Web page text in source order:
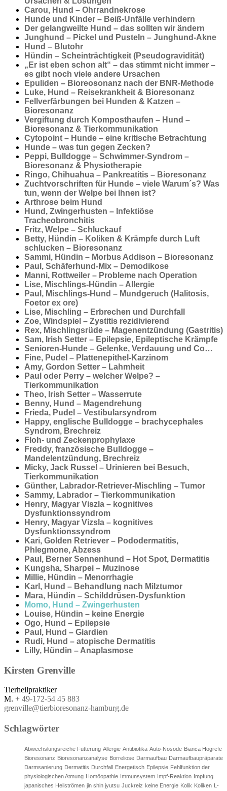
Carou, Hund – Ohrrandnekrose
Hunde und Kinder – Beiß-Unfälle verhindern
Der gelangweilte Hund – das sollten wir ändern
Junghund – Pickel und Pusteln – Junghund-Akne
Hund – Blutohr
Hündin – Scheinträchtigkeit (Pseudogravidität)
„Er ist eben schon alt“ – das stimmt nicht immer –
es gibt noch viele andere Ursachen
Epuliden – Bioreosonanz nach der BNR-Methode
Luke, Hund – Reisekrankheit & Bioresonanz
Fellverfärbungen bei Hunden & Katzen –
Bioresonanz
Vergiftung durch Komposthaufen – Hund –
Bioresonanz & Tierkommunikation
Cytopoint – Hunde – eine kritische Betrachtung
Hunde – was tun gegen Zecken?
Peppi, Bulldogge – Schwimmer-Syndrom –
Bioresonanz & Physiotherapie
Ringo, Chihuahua – Pankreatitis – Bioresonanz
Zuchtvorschriften für Hunde – viele Warum´s? Was
tun, wenn der Welpe bei Ihnen ist?
Arthrose beim Hund
Hund, Zwingerhusten – Infektiöse
Tracheobronchitis
Fritz, Welpe – Schluckauf
Betty, Hündin – Koliken & Krämpfe durch Luft
schlucken – Bioresonanz
Sammi, Hündin – Morbus Addison – Bioresonanz
Paul, Schäferhund-Mix – Demodikose
Manni, Rottweiler – Probleme nach Operation
Lise, Mischlings-Hündin – Allergie
Paul, Mischlings-Hund – Mundgeruch (Halitosis,
Foetor ex ore)
Lise, Mischling – Erbrechen und Durchfall
Zoe, Windspiel – Zystitis rezidivierend
Rex, Mischlingsrüde – Magenentzündung (Gastritis)
Sam, Irish Setter – Epilepsie, Epileptische Krämpfe
Senioren-Hunde – Gelenke, Verdauung und Co…
Fine, Pudel – Plattenepithel-Karzinom
Amy, Gordon Setter – Lahmheit
Paul oder Perry – welcher Welpe? –
Tierkommunikation
Theo, Irish Setter – Wasserrute
Benny, Hund – Magendrehung
Frieda, Pudel – Vestibularsyndrom
Happy, englische Bulldogge – brachycephales
Syndrom, Brechreiz
Floh- und Zeckenprophylaxe
Freddy, französische Bulldogge –
Mandelentzündung, Brechreiz
Micky, Jack Russel – Urinieren bei Besuch,
Tierkommunikation
Günther, Labrador-Retriever-Mischling – Tumor
Sammy, Labrador – Tierkommunikation
Henry, Magyar Viszla – kognitives
Dysfunktionssyndrom
Henry, Magyar Vizsla – kognitives
Dysfunktionssyndrom
Kari, Golden Retriever – Pododermatitis,
Phlegmone, Abzess
Paul, Berner Sennenhund – Hot Spot, Dermatitis
Kungsha, Sharpei – Muzinose
Millie, Hündin – Menorrhagie
Karl, Hund – Behandlung nach Milztumor
Mara, Hündin – Schilddrüsen-Dysfunktion
Momo, Hund – Zwingerhusten
Louise, Hündin – keine Energie
Ogo, Hund – Epilepsie
Paul, Hund – Giardien
Rudi, Hund – atopische Dermatitis
Lilly, Hündin – Anaplasmose
Kirsten Grenville
Tierheilpraktiker
M. + 49-172-54 45 883
grenville@tierbioresonanz-hamburg.de
Schlagwörter
Abwechslungsreiche Fütterung Allergie Antibiotika Auto-Nosode Bianca Hogrefe
Bioresonanz Bioresonanzanalyse Borreliose Darmaufbau Darmaufbaupräparate
Darmsanierung Dermatitis Durchfall Energetisch Epilepsie Fehlfunktion der
physiologischen Atmung Homöopathie Immunsystem Impf-Reaktion Impfung
japanisches Heilströmen jin shin jyutsu Juckreiz keine Energie Kolik Koliken L-